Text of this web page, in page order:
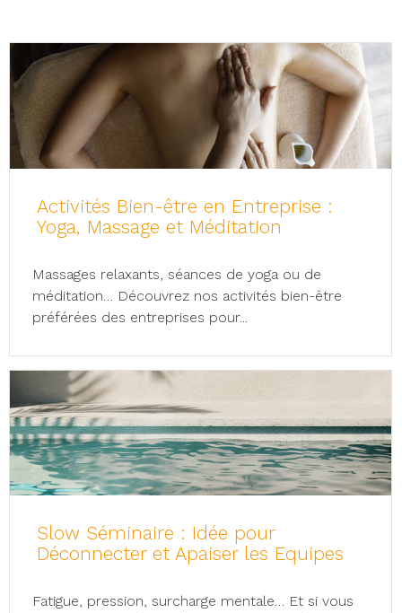
Activités Bien-être en Entreprise :
Yoga, Massage et Méditation
Massages relaxants, séances de yoga ou de
méditation… Découvrez nos activités bien-être
préférées des entreprises pour...
Slow Séminaire : Idée pour
Déconnecter et Apaiser les Equipes
Fatigue, pression, surcharge mentale… Et si vous